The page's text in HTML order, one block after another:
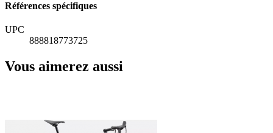
Références spécifiques
UPC
888818773725
Vous aimerez aussi